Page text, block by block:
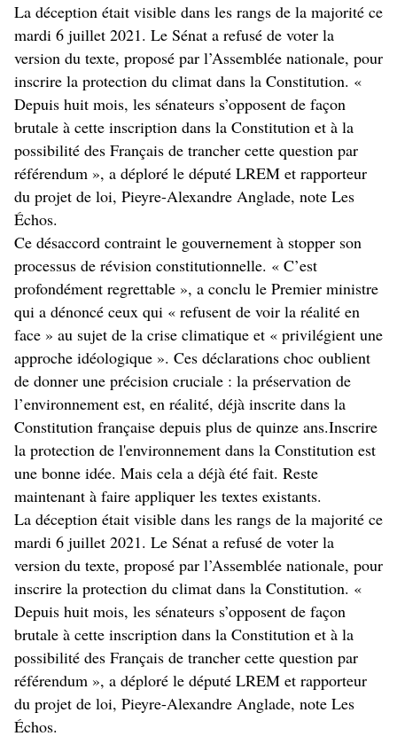
La déception était visible dans les rangs de la majorité ce
mardi 6 juillet 2021. Le Sénat a refusé de voter la
version du texte, proposé par l’Assemblée nationale, pour
inscrire la protection du climat dans la Constitution. «
Depuis huit mois, les sénateurs s’opposent de façon
brutale à cette inscription dans la Constitution et à la
possibilité des Français de trancher cette question par
référendum », a déploré le député LREM et rapporteur
du projet de loi, Pieyre-Alexandre Anglade, note Les
Échos.
Ce désaccord contraint le gouvernement à stopper son
processus de révision constitutionnelle. « C’est
profondément regrettable », a conclu le Premier ministre
qui a dénoncé ceux qui « refusent de voir la réalité en
face » au sujet de la crise climatique et « privilégient une
approche idéologique ». Ces déclarations choc oublient
de donner une précision cruciale : la préservation de
l’environnement est, en réalité, déjà inscrite dans la
Constitution française depuis plus de quinze ans.Inscrire
la protection de l'environnement dans la Constitution est
une bonne idée. Mais cela a déjà été fait. Reste
maintenant à faire appliquer les textes existants.
La déception était visible dans les rangs de la majorité ce
mardi 6 juillet 2021. Le Sénat a refusé de voter la
version du texte, proposé par l’Assemblée nationale, pour
inscrire la protection du climat dans la Constitution. «
Depuis huit mois, les sénateurs s’opposent de façon
brutale à cette inscription dans la Constitution et à la
possibilité des Français de trancher cette question par
référendum », a déploré le député LREM et rapporteur
du projet de loi, Pieyre-Alexandre Anglade, note Les
Échos.